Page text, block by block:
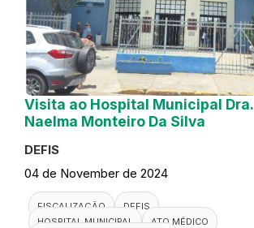
Visita ao Hospital Municipal Dra.
Naelma Monteiro Da Silva
DEFIS
04 de November de 2024
FISCALIZAÇÃO
DEFIS
HOSPITAL MUNICIPAL
ATO MÉDICO